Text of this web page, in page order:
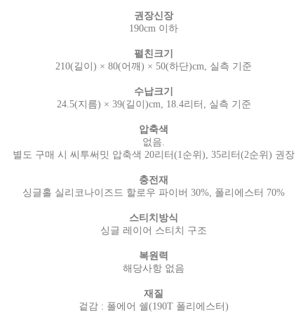
권장신장
190cm 이하
펼친크기
210(길이) × 80(어깨) × 50(하단)cm, 실측 기준
수납크기
24.5(지름) × 39(길이)cm, 18.4리터, 실측 기준
압축색
없음.
별도 구매 시 씨투써밋 압축색 20리터(1순위), 35리터(2순위) 권장
충전재
싱글홀 실리코나이즈드 할로우 파이버 30%, 폴리에스터 70%
스티치방식
싱글 레이어 스티치 구조
복원력
해당사항 없음
재질
겉감 : 폴에어 쉘(190T 폴리에스터)